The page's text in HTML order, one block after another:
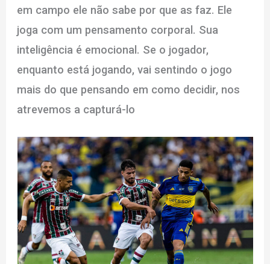
em campo ele não sabe por que as faz. Ele
joga com um pensamento corporal. Sua
inteligência é emocional. Se o jogador,
enquanto está jogando, vai sentindo o jogo
mais do que pensando em como decidir, nos
atrevemos a capturá-lo